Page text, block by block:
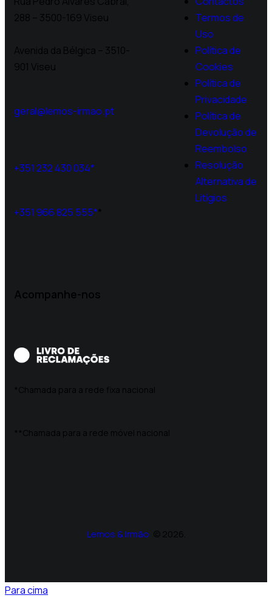
288 – 3500-169 Viseu
Avenida da Bélgica – 3510-
901 Viseu
geral@lemos-irmao.pt
+351 232 430 034*
+351 966 825 555**
Termos de
Uso
Política de
Cookies
Política de
Privacidade
Política de
Devolução de
Reembolso
Resolução
Alternativa de
Litígios
Acompanhe-nos
*Chamada para a rede fixa nacional
**Chamada para a rede móvel nacional
Lemos & Irmão © 2026.
Para cima